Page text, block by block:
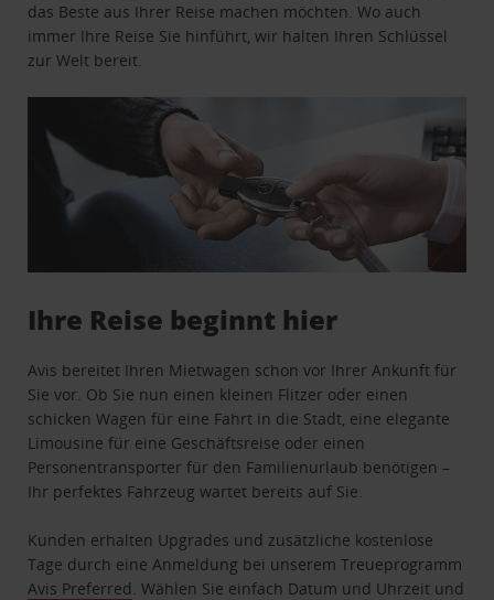
das Beste aus Ihrer Reise machen möchten. Wo auch
immer Ihre Reise Sie hinführt, wir halten Ihren Schlüssel
zur Welt bereit.
Ihre Reise beginnt hier
Avis bereitet Ihren Mietwagen schon vor Ihrer Ankunft für
Sie vor. Ob Sie nun einen kleinen Flitzer oder einen
schicken Wagen für eine Fahrt in die Stadt, eine elegante
Limousine für eine Geschäftsreise oder einen
Personentransporter für den Familienurlaub benötigen –
Ihr perfektes Fahrzeug wartet bereits auf Sie.
Kunden erhalten Upgrades und zusätzliche kostenlose
Tage durch eine Anmeldung bei unserem Treueprogramm
Avis Preferred . Wählen Sie einfach Datum und Uhrzeit und